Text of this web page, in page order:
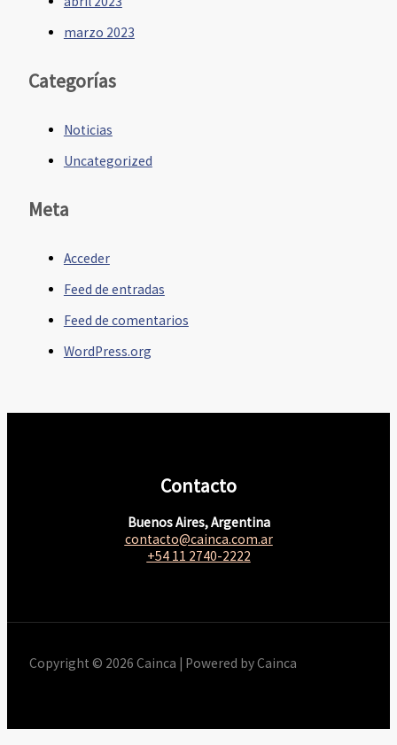
marzo 2023
Categorías
Noticias
Uncategorized
Meta
Acceder
Feed de entradas
Feed de comentarios
WordPress.org
Contacto
Buenos Aires, Argentina
contacto@cainca.com.ar
+54 11 2740-2222
Copyright © 2026 Cainca | Powered by Cainca